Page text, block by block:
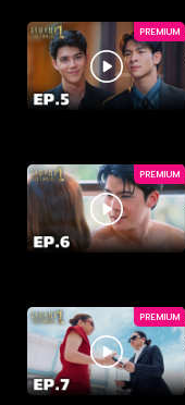
PREMIUM
PREMIUM
PREMIUM